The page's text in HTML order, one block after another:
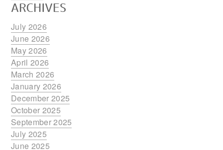
ARCHIVES
July 2026
June 2026
May 2026
April 2026
March 2026
January 2026
December 2025
October 2025
September 2025
July 2025
June 2025